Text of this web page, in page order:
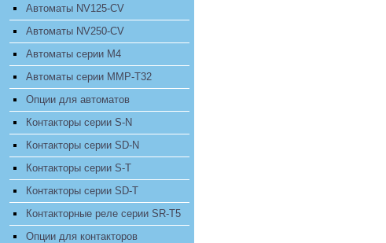
Автоматы NV125-CV
Автоматы NV250-CV
Автоматы серии M4
Автоматы серии MMP-T32
Опции для автоматов
Контакторы серии S-N
Контакторы серии SD-N
Контакторы серии S-T
Контакторы серии SD-T
Контакторные реле серии SR-T5
Опции для контакторов